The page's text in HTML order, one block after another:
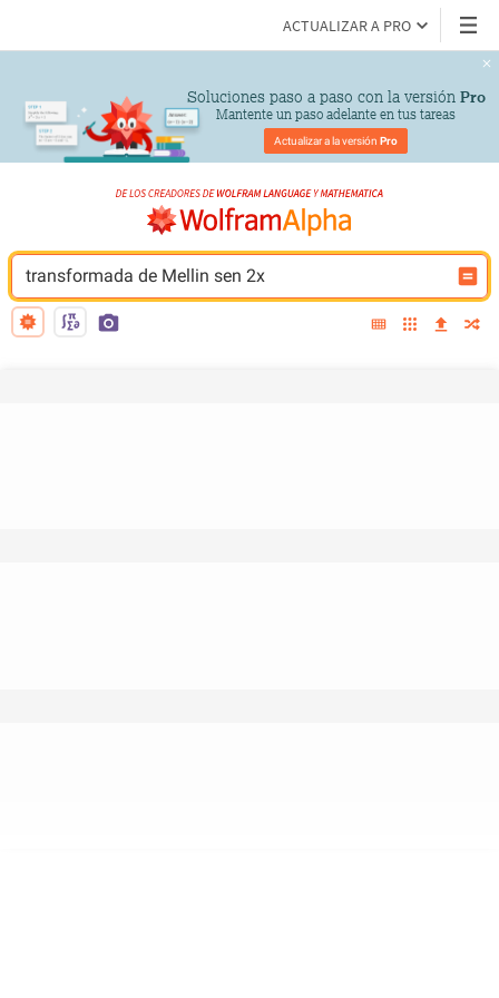
ACTUALIZAR A PRO
Soluciones paso a paso con la versión Pro
Mantente un paso adelante en tus tareas
Actualizar a la versión Pro
transformada de Mellin sen 2x